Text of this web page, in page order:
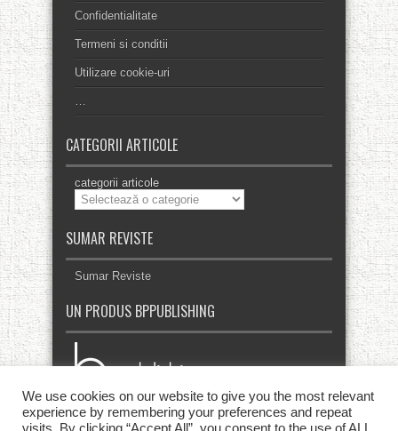
Confidentialitate
Termeni si conditii
Utilizare cookie-uri
…
CATEGORII ARTICOLE
categorii articole
SUMAR REVISTE
Sumar Reviste
UN PRODUS BPPUBLISHING
We use cookies on our website to give you the most relevant
experience by remembering your preferences and repeat